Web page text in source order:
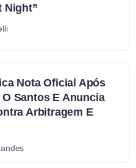
Night”
Nota Oficial Após
Santos E Anuncia
Arbitragem E